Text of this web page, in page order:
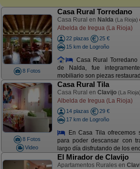
8 Fotos
Casa Rural Torredano
Casa Rural en Nalda (La Rioja)
Albelda de Iregua (La Rioja)
22 plazas
25 €
15 km de Logroño
Casa Rural
de Nalda, fue
mobiliario son piezas
8 Fotos
Video
Casa Rural Tila
Casa Rural en Clavijo (La Rioja)
Albelda de Iregua (La Rioja)
14 plazas
29 €
17 km de Logroño
En Casa Tila ofrecemos
para poder descansar con
largo día disfrutando de los
El Mirador de Clavijo
Apartamentos Rurales en